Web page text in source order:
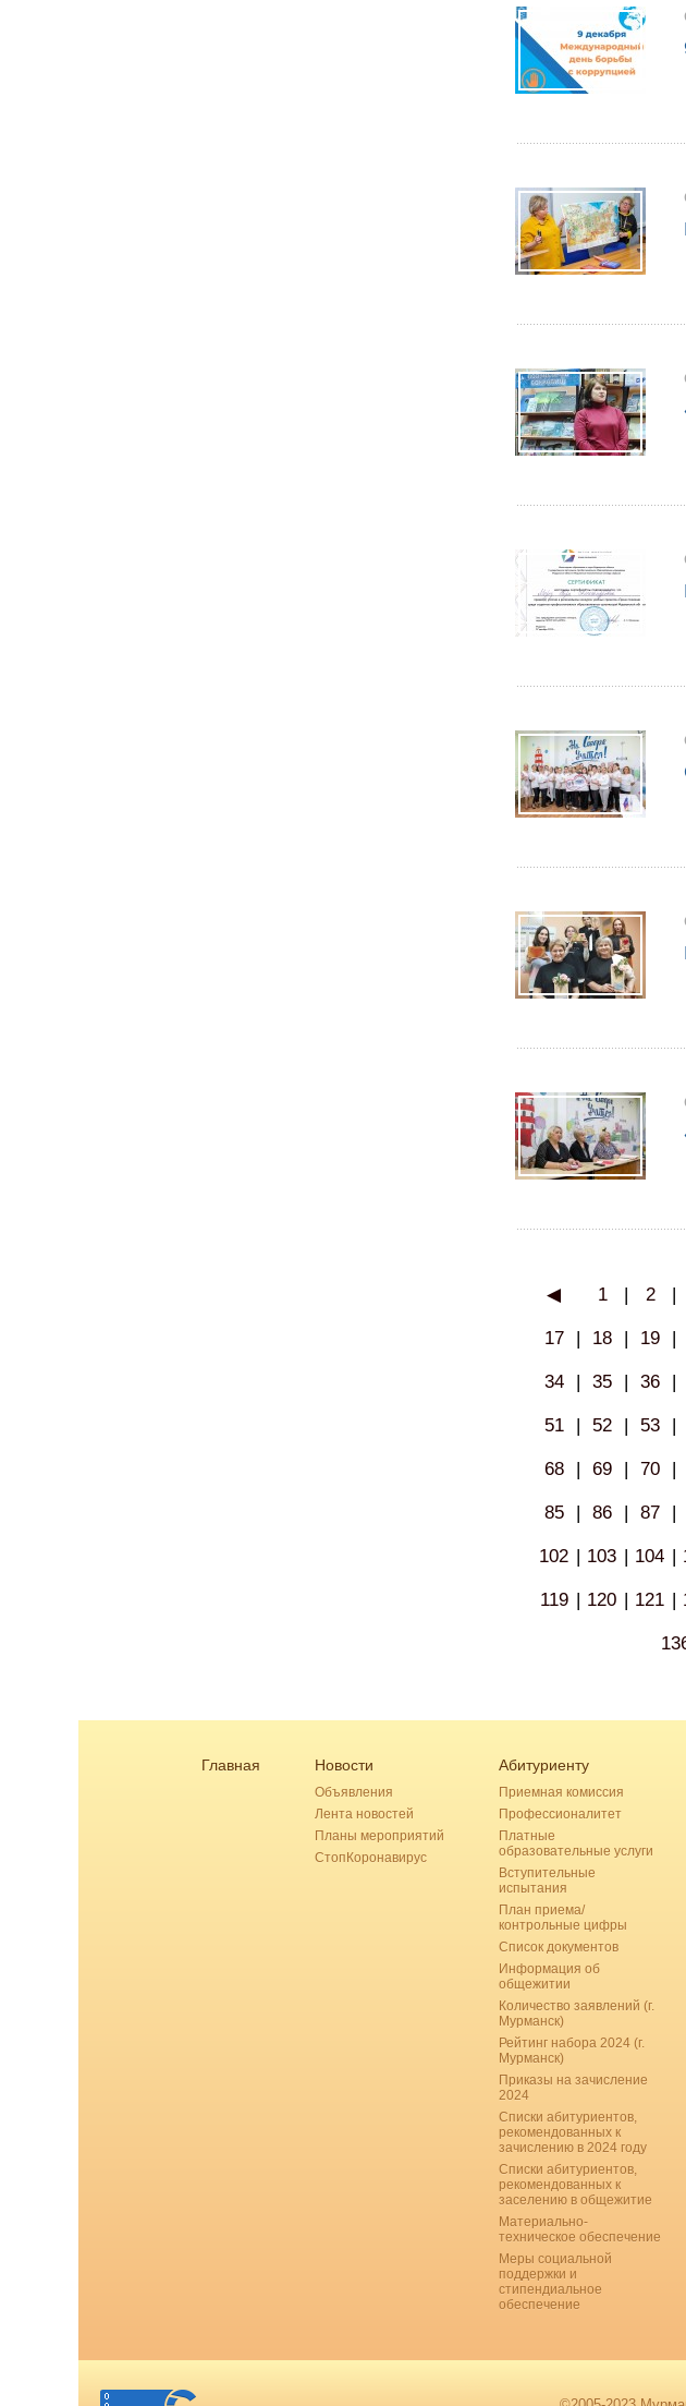
◀ 1 | 2 |
17 | 18 | 19 |
34 | 35 | 36 |
51 | 52 | 53 |
68 | 69 | 70 |
85 | 86 | 87 |
102 | 103 | 104 |
119 | 120 | 121 |
Главная Новости
Объявления
Лента новостей
Планы мероприятий
СтопКоронавирус
Абитуриенту
Приемная комиссия
Профессионалитет
Платные
образовательные услуги
Вступительные
испытания
План приема/
контрольные цифры
Список документов
Информация об
общежитии
Количество заявлений (г.
Мурманск)
Рейтинг набора 2024 (г.
Мурманск)
Приказы на зачисление
2024
Списки абитуриентов,
рекомендованных к
зачислению в 2024 году
Списки абитуриентов,
рекомендованных к
заселению в общежитие
Материально-
техническое обеспечение
Меры социальной
поддержки и
стипендиальное
обеспечение